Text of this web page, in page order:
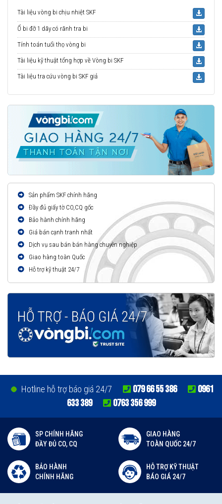
Tài liệu vòng bi chịu nhiệt SKF
Ổ bi đỡ 1 dãy có rãnh tra bi
Tính toán tuổi thọ vòng bi
Tài liệu kỹ thuật tổng hợp về Vòng bi SKF
Tài liệu tra cứu vòng bi SKF giả
Sản phẩm SKF chính hãng
Đầy đủ giấy tờ CO,CQ gốc
Bảo hành chính hãng
Giá bán cạnh tranh nhất
Dịch vụ sau bán bán hàng chuyên nghiệp
Giao hàng toàn Quốc
Hỗ trợ kỹ thuật 24/7
Hotline hỗ trợ báo giá 24/7 079 66 55 386
0961
633 389
0763 356 999
SP CHÍNH HÃNG
ĐẦY ĐỦ CO, CQ
GIAO HÀNG
TOÀN QUỐC 24/7
BẢO HÀNH
CHÍNH HÃNG
HỖ TRỢ KỸ THUẬT
BÁO GIÁ 24/7